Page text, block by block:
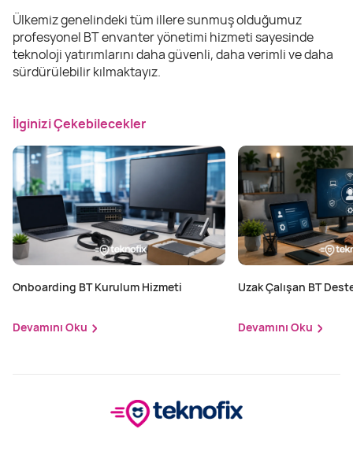
Ülkemiz genelindeki tüm illere sunmuş olduğumuz
profesyonel BT envanter yönetimi hizmeti sayesinde
teknoloji yatırımlarını daha güvenli, daha verimli ve daha
sürdürülebilir kılmaktayız.
İlginizi Çekebilecekler
Onboarding BT Kurulum Hizmeti
Devamını Oku
Uzak Çalışan BT
Devamını Oku